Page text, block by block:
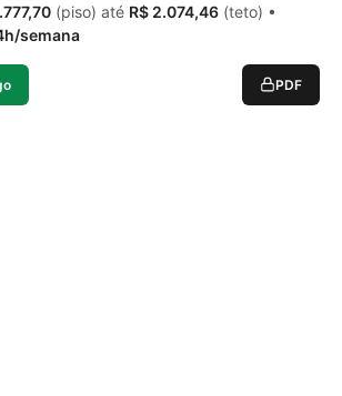
(piso) até R$ 2.074,46 (teto) •
semana
PDF